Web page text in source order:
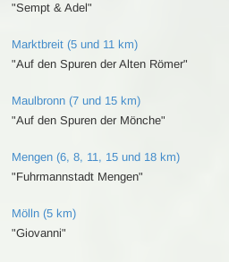
"Sempt & Adel"
Marktbreit (5 und 11 km)
"Auf den Spuren der Alten Römer"
Maulbronn (7 und 15 km)
"Auf den Spuren der Mönche"
Mengen (6, 8, 11, 15 und 18 km)
"Fuhrmannstadt Mengen"
Mölln (5 km)
"Giovanni"